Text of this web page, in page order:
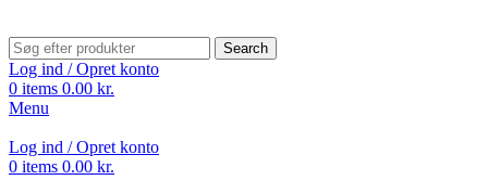
Search
Log ind / Opret konto
0 items 0.00 kr.
Menu
Log ind / Opret konto
0 items 0.00 kr.